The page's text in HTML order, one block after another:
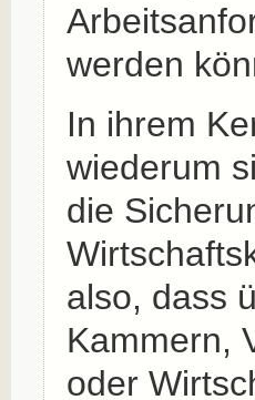
werden
In ihrem
wiederum
die
also, dass
Kammern,
oder